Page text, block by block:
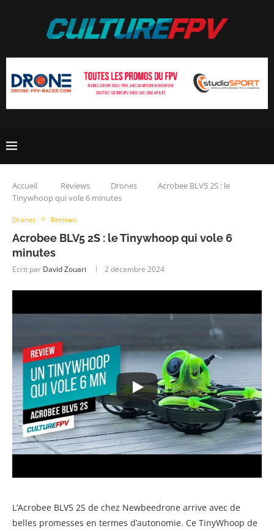
Accueil Reviews Drones
Acrobee BLV5 2S : le
Tinywhoop qui vole 6 minutes
Drones Reviews
Acrobee BLV5 2S : le Tinywhoop qui vole 6
minutes
Ecrit par David Zouari 2 décembre 2024
L’Acrobee BLV5 2S de chez Newbeedrone arrive avec de
belles promesses en termes d’autonomie. Ce TinyWhoop de